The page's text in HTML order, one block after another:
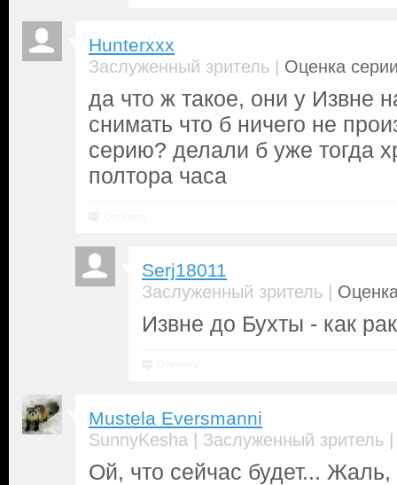
Hunterxxx
Заслуженный зритель | Оценка
да что ж такое, они у Извне
снимать что б ничего не
серию? делали б уже тогда
полтора часа
Serj18011
Заслуженный зритель |
Извне до Бухты - как
Mustela Eversmanni
SunnyKesha | Заслуженный зритель
Ой, что сейчас будет... Жаль,